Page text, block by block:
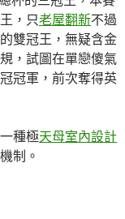
王，只老屋翻新不過
雙冠王，無疑含金
，試圖在單戀傻氣
冠軍，前次奪得英
種極天母室內設計
制。